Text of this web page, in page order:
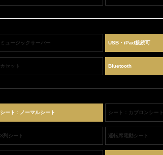
ミュージックサーバー USB・iPad接続可
カセット Bluetooth
シート : ノーマルシート シート：カブロンシート
3列シート 運転席電動シート